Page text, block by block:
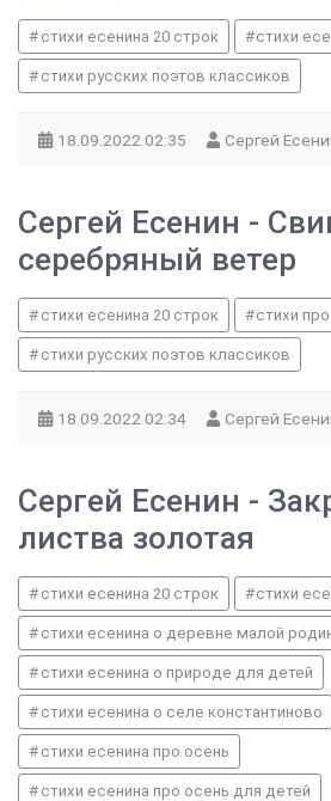
стихи есенина 20 строк стихи
стихи русских поэтов классиков
18.09.2022 02:35 Сергей
Сергей Есенин -
серебряный ветер
стихи есенина 20 строк стихи
стихи русских поэтов классиков
18.09.2022 02:34 Сергей
Сергей Есенин -
листва золотая
стихи есенина 20 строк стихи
стихи есенина о деревне малой
стихи есенина о природе для детей
стихи есенина о селе константиново
стихи есенина про осень
стихи есенина про осень для детей